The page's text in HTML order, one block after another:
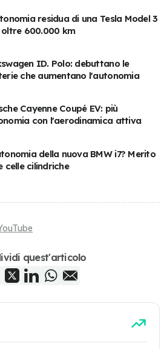
residua di una Tesla Model 3
oltre 600.000 km
ID. Polo: debuttano le
che aumentano l'autonomia
Cayenne Coupé EV: più
con l'aerodinamica attiva
della nuova BMW i7? Merito
celle cilindriche
quest'articolo